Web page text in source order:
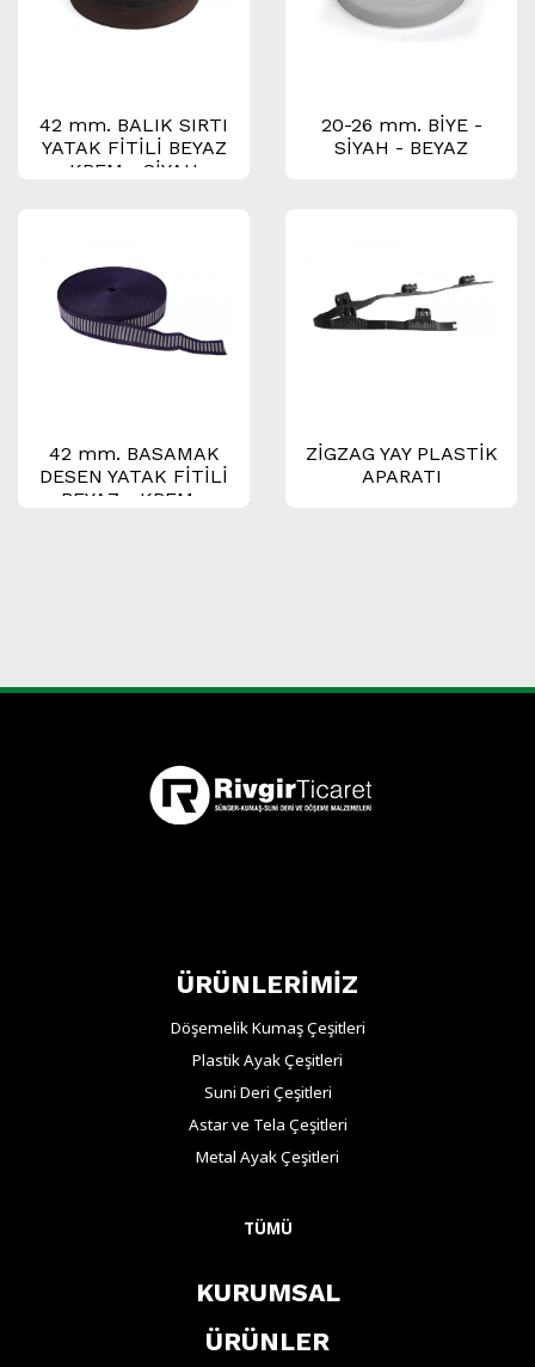
42 mm. BALIK SIRTI
YATAK FİTİLİ BEYAZ
- KREM - SİYAH -
20-26 mm. BİYE -
SİYAH - BEYAZ
42 mm. BASAMAK
DESEN YATAK FİTİLİ
BEYAZ - KREM -
ZİGZAG YAY PLASTİK
APARATI
ÜRÜNLERİMİZ
Döşemelik Kumaş Çeşitleri
Plastik Ayak Çeşitleri
Suni Deri Çeşitleri
Astar ve Tela Çeşitleri
Metal Ayak Çeşitleri
TÜMÜ
KURUMSAL
ÜRÜNLER